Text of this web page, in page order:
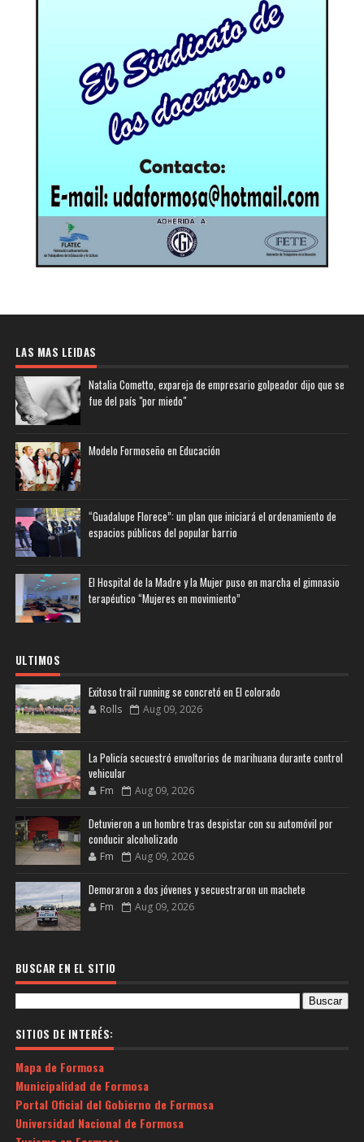
LAS MAS LEIDAS
Natalia Cometto, expareja de empresario golpeador dijo que se
fue del país "por miedo"
Modelo Formoseño en Educación
“Guadalupe Florece”: un plan que iniciará el ordenamiento de
espacios públicos del popular barrio
El Hospital de la Madre y la Mujer puso en marcha el gimnasio
terapéutico “Mujeres en movimiento”
ULTIMOS
Exitoso trail running se concretó en El colorado
Rolls Aug 09, 2026
La Policía secuestró envoltorios de marihuana durante control
vehicular
Fm Aug 09, 2026
Detuvieron a un hombre tras despistar con su automóvil por
conducir alcoholizado
Fm Aug 09, 2026
Demoraron a dos jóvenes y secuestraron un machete
Fm Aug 09, 2026
BUSCAR EN EL SITIO
SITIOS DE INTERÉS:
Mapa de Formosa
Municipalidad de Formosa
Portal Oficial del Gobierno de Formosa
Universidad Nacional de Formosa